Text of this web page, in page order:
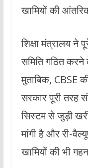
खामियों की
शिक्षा मंत्रालय ने
समिति गठित करने
मुताबिक, CBSE
सरकार पूरी तरह
सिस्टम से जुड़ी
मांगी है और री-
खामियों की भी